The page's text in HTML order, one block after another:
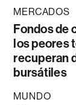
MERCADOS
Fondos de
los peores
recuperan
bursátiles
MUNDO